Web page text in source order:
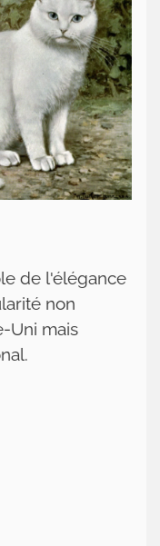
de l'élégance
non
Uni mais